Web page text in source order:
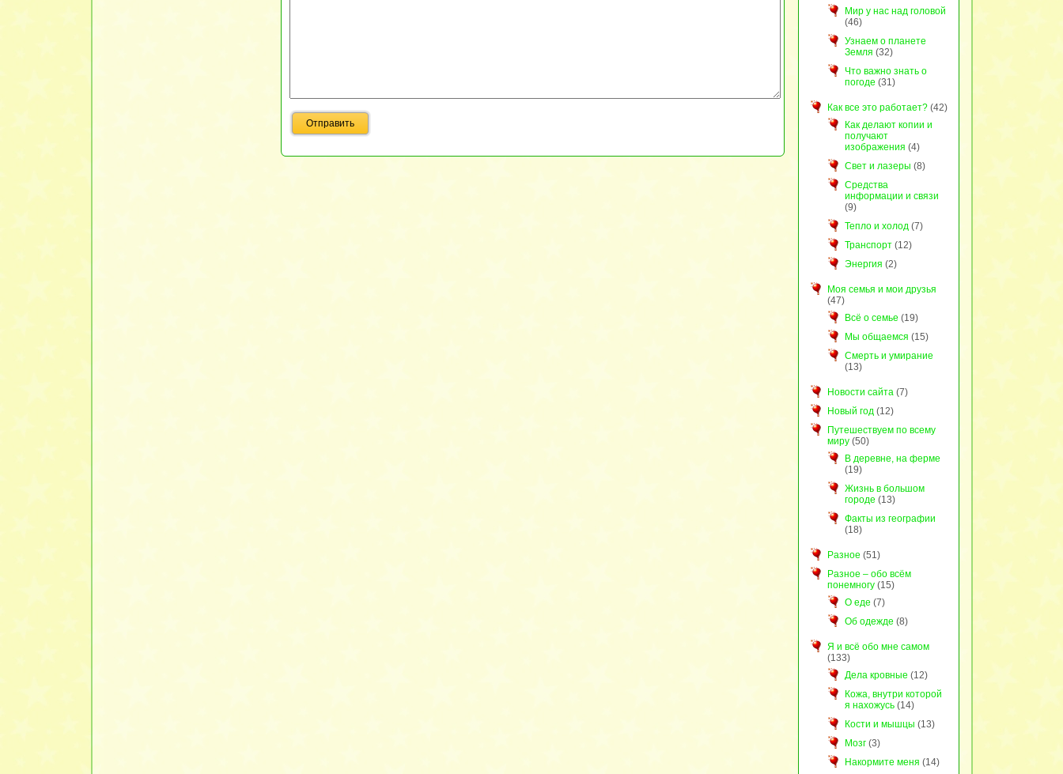
Мир у нас над головой
(46)
Узнаем о планете
Земля (32)
Что важно знать о
погоде (31)
Как все это работает?(42)
Как делают копии и
получают
изображения (4)
Свет и лазеры (8)
Средства
информации и связи
(9)
Тепло и холод(7)
Транспорт(12)
Энергия (2)
Моя семья и мои друзья
(47)
Всё о семье (19)
Мы общаемся (15)
Смерть и умирание
(13)
Новости сайта(7)
Новый год(12)
Путешествуем по всему
миру(50)
В деревне, на ферме
(19)
Жизнь в большом
городе (13)
Факты из географии
(18)
Разное (51)
Разное – обо всём
понемногу(15)
О еде (7)
Об одежде (8)
Я и всё обо мне самом
(133)
Дела кровные (12)
Кожа, внутри которой
я нахожусь(14)
Кости и мышцы (13)
Мозг(3)
Накормите меня (14)